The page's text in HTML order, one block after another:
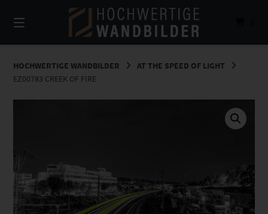
zum
Inhalt
HOCHWERTIGE WANDBILDER
AT THE SPEED OF LIGHT
EZ00783 CREEK OF FIRE